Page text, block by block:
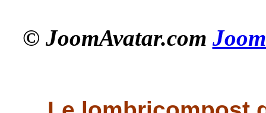
© JoomAvatar.com